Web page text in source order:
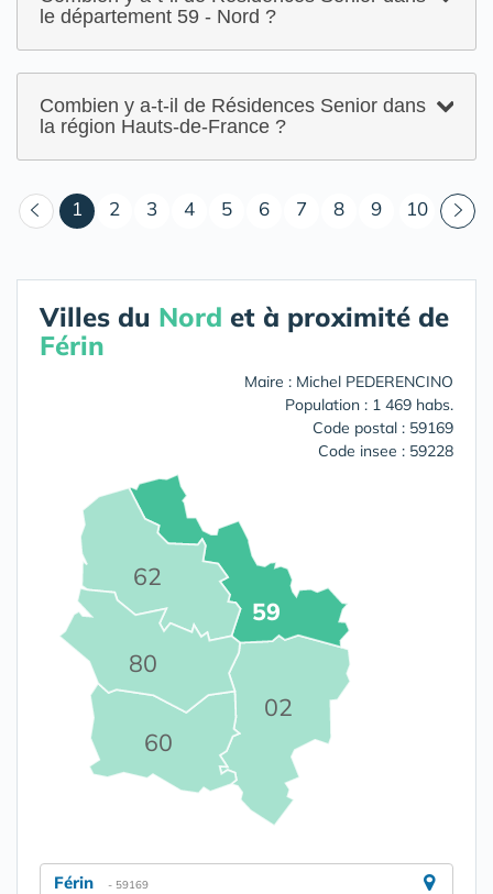
le département 59 - Nord ?
Combien y a-t-il de Résidences Senior dans
la région Hauts-de-France ?
1 (courant)
2 3 4 5 6 7 8 9 10
Villes du Nord et à proximité de
Férin
Maire : Michel PEDERENCINO
Population : 1 469 habs.
Code postal : 59169
Code insee : 59228
02
59
60
62
80
Férin - 59169